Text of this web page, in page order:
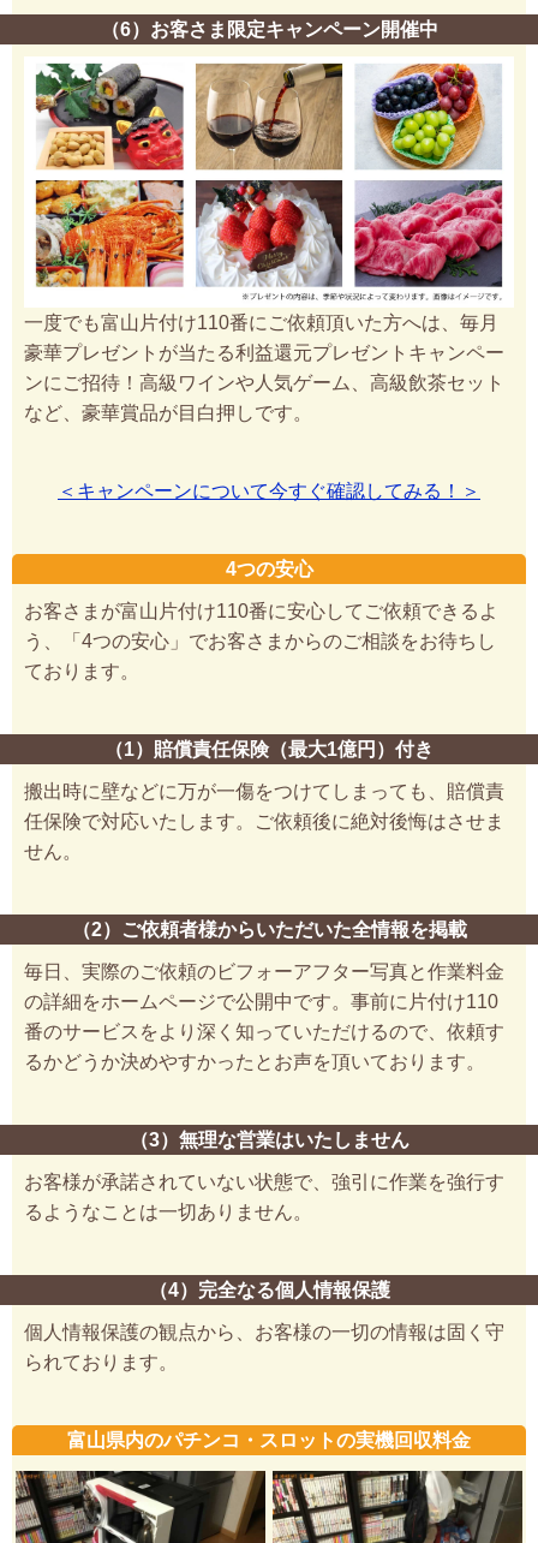
（6）お客さま限定キャンペーン開催中
一度でも富山片付け110番にご依頼頂いた方へは、毎月
豪華プレゼントが当たる利益還元プレゼントキャンペー
ンにご招待！高級ワインや人気ゲーム、高級飲茶セット
など、豪華賞品が目白押しです。
＜キャンペーンについて今すぐ確認してみる！＞
4つの安心
お客さまが富山片付け110番に安心してご依頼できるよ
う、「4つの安心」でお客さまからのご相談をお待ちし
ております。
（1）賠償責任保険（最大1億円）付き
搬出時に壁などに万が一傷をつけてしまっても、賠償責
任保険で対応いたします。ご依頼後に絶対後悔はさせま
せん。
（2）ご依頼者様からいただいた全情報を掲載
毎日、実際のご依頼のビフォーアフター写真と作業料金
の詳細をホームページで公開中です。事前に片付け110
番のサービスをより深く知っていただけるので、依頼す
るかどうか決めやすかったとお声を頂いております。
（3）無理な営業はいたしません
お客様が承諾されていない状態で、強引に作業を強行す
るようなことは一切ありません。
（4）完全なる個人情報保護
個人情報保護の観点から、お客様の一切の情報は固く守
られております。
富山県内のパチンコ・スロットの実機回収料金